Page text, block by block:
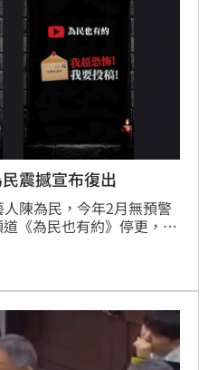
震撼宣布復出
陳為民，今年2月無預警
《為民也有約》停更，並
。經過兩個多月沉澱，頻